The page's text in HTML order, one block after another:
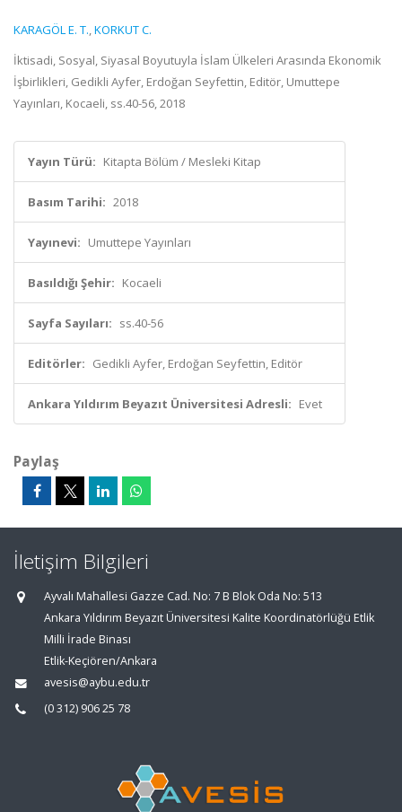
KARAGÖL E. T.,KORKUT C.
İktisadi, Sosyal, Siyasal Boyutuyla İslam Ülkeleri Arasında Ekonomik
İşbirlikleri, Gedikli Ayfer, Erdoğan Seyfettin, Editör, Umuttepe
Yayınları, Kocaeli, ss.40-56, 2018
Yayın Türü: Kitapta Bölüm / Mesleki Kitap
Basım Tarihi: 2018
Yayınevi: Umuttepe Yayınları
Basıldığı Şehir: Kocaeli
Sayfa Sayıları: ss.40-56
Editörler: Gedikli Ayfer, Erdoğan Seyfettin, Editör
Ankara Yıldırım Beyazıt Üniversitesi Adresli: Evet
Paylaş
İletişim Bilgileri
Ayvalı Mahallesi Gazze Cad. No: 7 B Blok Oda No: 513
Ankara Yıldırım Beyazıt Üniversitesi Kalite Koordinatörlüğü Etlik
Milli İrade Binası
Etlik-Keçiören/Ankara
avesis@aybu.edu.tr
(0 312) 906 25 78